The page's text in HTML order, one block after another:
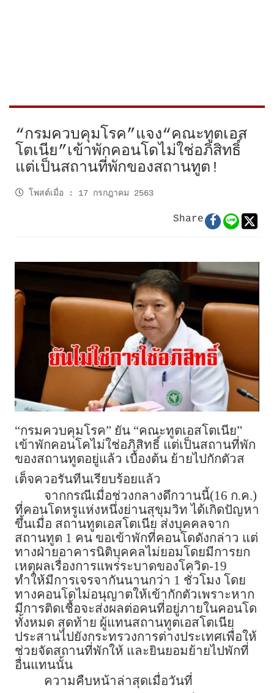
“กรมควบคุมโรค”แจง“คณะทูตเอส
โตเนีย”เข้าพักคอนโดไม่ใช่อภิสิทธิ์
แต่เป็นสถานที่พักของสถานทูต!
โพสต์เมื่อ : 17 กรกฎาคม 2563
Share
“กรมควบคุมโรค” ยัน “คณะทูตเอสโตเนีย”
เข้าพักคอนโคไม่ใช่อภิสิทธิ์ แต่เป็นสถานที่พัก
ของสถานทูตอยู่แล้ว เบื้องต้น ย้ายไปกักตัวส
เต็จควอรันทีนเรียบร้อยแล้ว
จากกรณีเมื่อช่วงกลางดึกวานนี้(16 ก.ค.)
ที่คอนโดหรูแห่งหนึ่งย่านสุขุมวิท ได้เกิดปัญหา
ขึ้นเมื่อ สถานทูตเอสโตเนีย ส่งบุคคลจาก
สถานทูต 1 คน ขอเข้าพักที่คอนโดดังกล่าว แต่
ทางฝ่ายอาคารนิติบุคคลไม่ยอมโดยมีการยก
เหตุผลเรื่องการแพร่ระบาดของโควิด-19
ทำให้มีการเจรจากันนานกว่า 1 ชั่วโมง โดย
ทางคอนโดไม่อนุญาตให้เข้ากักตัวเพราะหาก
มีการติดเชื้อจะส่งผลต่อคนที่อยู่ภายในคอนโด
ทั้งหมด สุดท้าย ผู้แทนสถานทูตเอสโตเนีย
ประสานไปยังกระทรวงการต่างประเทศเพื่อให้
ช่วยจัดสถานที่พักให้ และยินยอมย้ายไปพักที่
อื่นแทนนั้น
ความคืบหน้าล่าสุดเมื่อวันที่